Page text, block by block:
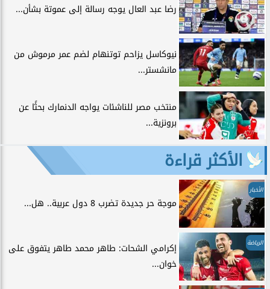
رضا عبد العال يوجه رسالة إلى عموتة بشأن...
نيوكاسل يزاحم توتنهام لضم عمر مرموش من
مانشستر...
منتخب مصر للناشئات يواجه الدنمارك بحثًا عن
برونزية...
الأكثر قراءة
الأخبار
موجة حر جديدة تضرب 8 دول عربية.. هل...
الرياضة
إكرامي الشحات: طاهر محمد طاهر يتفوق على
خوان...